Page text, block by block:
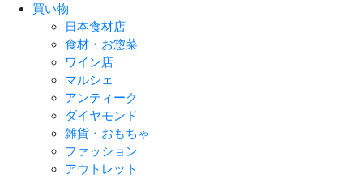
買い物
日本食材店
食材・お惣菜
ワイン店
マルシェ
アンティーク
ダイヤモンド
雑貨・おもちゃ
ファッション
アウトレット